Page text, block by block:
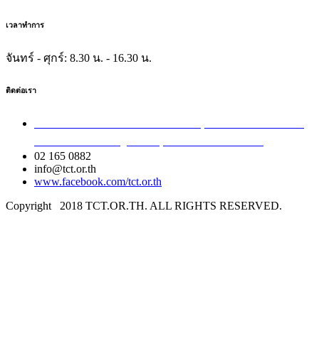
เวลาทำการ
จันทร์ - ศุกร์: 8.30 น. - 16.30 น.
ติดต่อเรา
02 165 0882
info@tct.or.th
www.facebook.com/tct.or.th
Copyright
2018 TCT.OR.TH. ALL RIGHTS RESERVED.